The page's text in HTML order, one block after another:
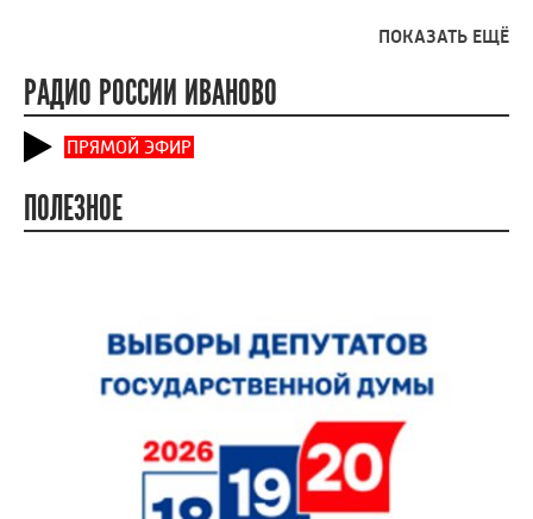
ПОКАЗАТЬ ЕЩЁ
РАДИО РОССИИ ИВАНОВО
ПРЯМОЙ ЭФИР
ПОЛЕЗНОЕ